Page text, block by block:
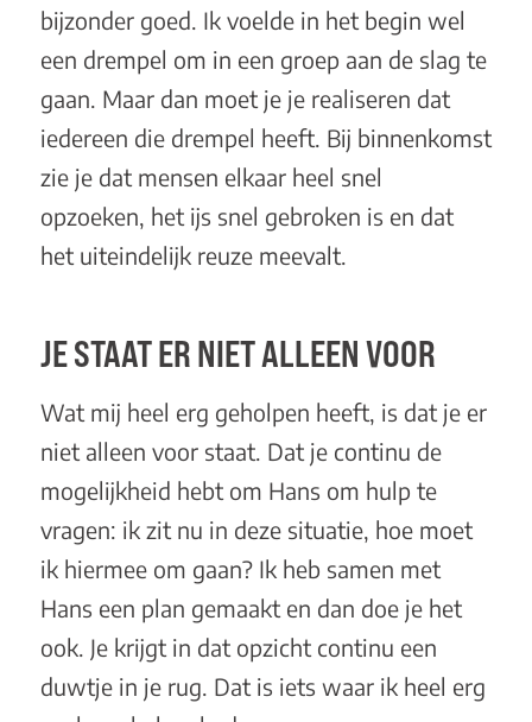
bijzonder goed. Ik voelde in het begin wel
een drempel om in een groep aan de slag te
gaan. Maar dan moet je je realiseren dat
iedereen die drempel heeft. Bij binnenkomst
zie je dat mensen elkaar heel snel
opzoeken, het ijs snel gebroken is en dat
het uiteindelijk reuze meevalt.
JE STAAT ER NIET ALLEEN VOOR
Wat mij heel erg geholpen heeft, is dat je er
niet alleen voor staat. Dat je continu de
mogelijkheid hebt om Hans om hulp te
vragen: ik zit nu in deze situatie, hoe moet
ik hiermee om gaan? Ik heb samen met
Hans een plan gemaakt en dan doe je het
ook. Je krijgt in dat opzicht continu een
duwtje in je rug. Dat is iets waar ik heel erg